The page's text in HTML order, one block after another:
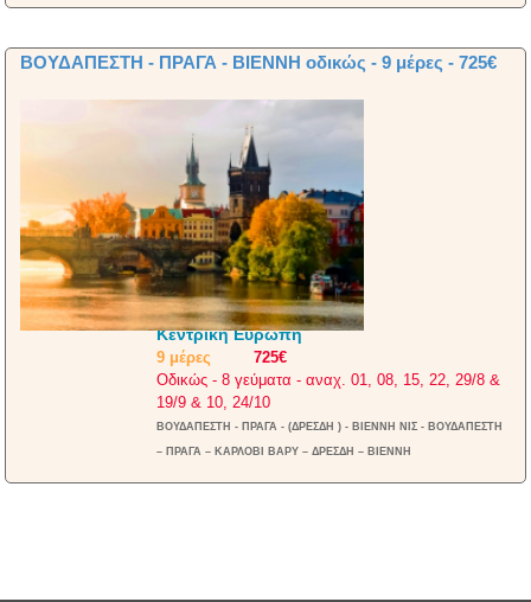
ΒΟΥΔΑΠΕΣΤΗ - ΠΡΑΓΑ - ΒΙΕΝΝΗ οδικώς - 9 μέρες - 725€
Κεντρική Ευρώπη
9 μέρες
725€
Οδικώς - 8 γεύματα - αναχ. 01, 08, 15, 22, 29/8 &
19/9 & 10, 24/10
ΒΟΥΔΑΠΕΣΤΗ - ΠΡΑΓΑ - (ΔΡΕΣΔΗ ) - ΒΙΕΝΝΗ ΝΙΣ - ΒΟΥΔΑΠΕΣΤΗ
– ΠΡΑΓΑ – ΚΑΡΛΟΒΙ ΒΑΡΥ – ΔΡΕΣΔΗ – ΒΙΕΝΝΗ